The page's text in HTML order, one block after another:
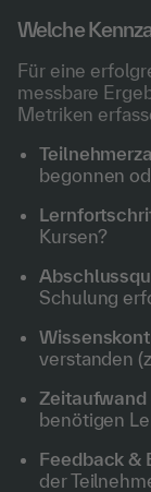
Welche
Für eine
messbare
Metriken
begonnen
Kursen?
Schulung
verstanden
benötigen
Feedback &
der